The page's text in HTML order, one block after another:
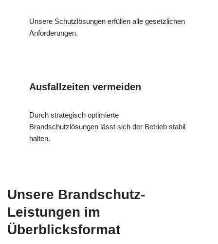
Unsere Schutzlösungen erfüllen alle gesetzlichen
Anforderungen.
Ausfallzeiten vermeiden
Durch strategisch optimierte
Brandschutzlösungen lässt sich der Betrieb stabil
halten.
Unsere Brandschutz-
Leistungen im
Überblicksformat